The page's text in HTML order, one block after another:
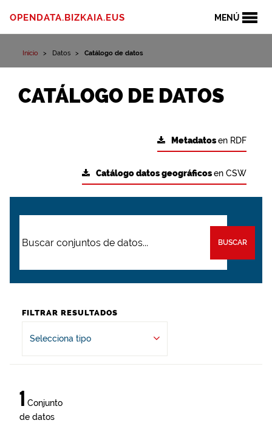
MENÚ
OPENDATA.BIZKAIA.EUS
Inicio Datos Catálogo de datos
CATÁLOGO DE DATOS
Metadatosen RDF
Catálogo datos geográficosen CSW
BUSCAR
FILTRAR RESULTADOS
Selecciona tipo
1 Conjunto
de datos